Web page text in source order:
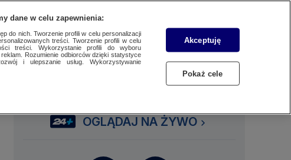
SUBSKRYBUJ
SzukajZaloguj się
CzytajSłuchaj
OGLĄDAJ NA ŻYWO
dane w celu zapewnienia:
do nich. Tworzenie profili w celu personalizacji
treści. Tworzenie profili w celu
treści. Wykorzystanie profili do wyboru
Rozumienie odbiorców dzięki statystyce
i ulepszanie usług. Wykorzystywanie
Akceptuję
Pokaż cele